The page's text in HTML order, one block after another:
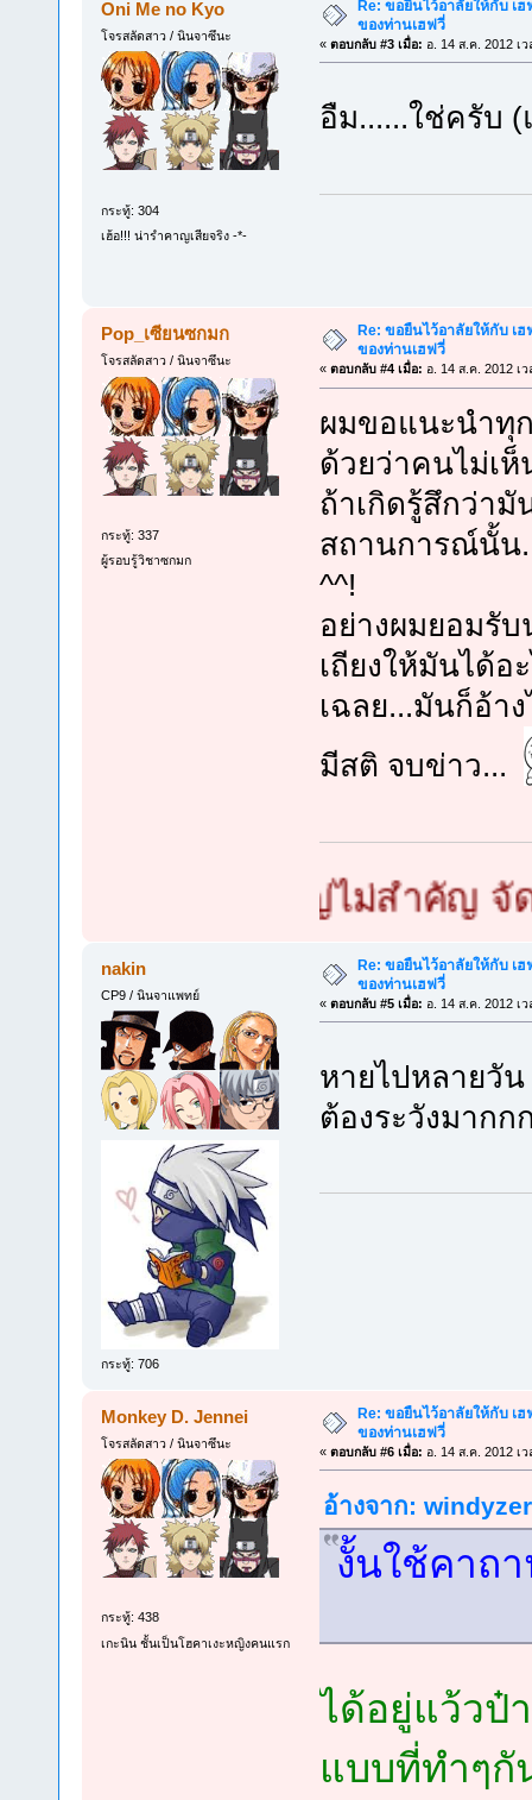
Oni Me no Kyo
โจรสลัดสาว / นินจาซึนะ
กระทู้: 304
เฮ้อ!!! น่ารำคาญเสียจริง -*-
Re: ขอยืนไว้อาลัยให้กับ เ
ของท่านเฮฟวี่
« ตอบกลับ #3 เมื่อ: อ. 14 ส.ค. 2012 เ
อืม......ใช่ครับ
Pop_เซียนซกมก
โจรสลัดสาว / นินจาซึนะ
กระทู้: 337
ผู้รอบรู้วิชาซกมก
Re: ขอยืนไว้อาลัยให้กับ เ
ของท่านเฮฟวี่
« ตอบกลับ #4 เมื่อ: อ. 14 ส.ค. 2012 เ
ผมขอแนะนำทุ
ด้วยว่าคนไม่เห็
ถ้าเกิดรู้สึกว่า
สถานการณ์นั้น
^^!
อย่างผมยอมรั
เถียงให้มันได้อ
เฉลย...มันก็อ้า
มีสติ จบข่าว...
กมก เล็กใหญ่ไม่สำคัญ จัดท่าย
nakin
CP9 / นินจาแพทย์
กระทู้: 706
Re: ขอยืนไว้อาลัยให้กับ เฮ
ของท่านเฮฟวี่
« ตอบกลับ #5 เมื่อ: อ. 14 ส.ค. 2012 เ
หายไปหลายวั
ต้องระวังมากก
Monkey D. Jennei
โจรสลัดสาว / นินจาซึนะ
กระทู้: 438
เกะนิน ชั้นเป็นโฮคาเงะหญิงคนแรก
Re: ขอยืนไว้อาลัยให้กับ เฮ
ของท่านเฮฟวี่
« ตอบกลับ #6 เมื่อ: อ. 14 ส.ค. 2012 เ
อ้างจาก:
งั้นใช้คาถ
ได้อยู่แว้วป๋
แบบที่ทำๆกั